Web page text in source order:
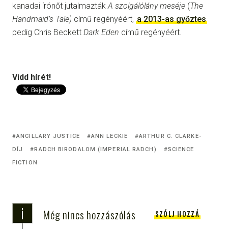
kanadai írónőt jutalmaztákA szolgálólány meséje (The
Handmaid’s Tale) című regényéért, a 2013-as győztes
pedig Chris Beckett Dark Eden című regényéért.
Vidd hírét!
ANCILLARY JUSTICE ANN LECKIE
ARTHUR C. CLARKE-
DÍJ
RADCH BIRODALOM (IMPERIAL RADCH)
SCIENCE
FICTION
i Még nincs hozzászólás SZÓLJ HOZZÁ